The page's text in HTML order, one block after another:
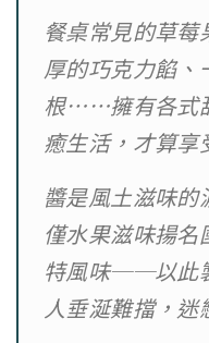
餐桌常見的草
厚的巧克力餡
根……擁有各式
癒生活，才算享
醬是風土滋味
僅水果滋味揚
特風味──以此
人垂涎難擋，